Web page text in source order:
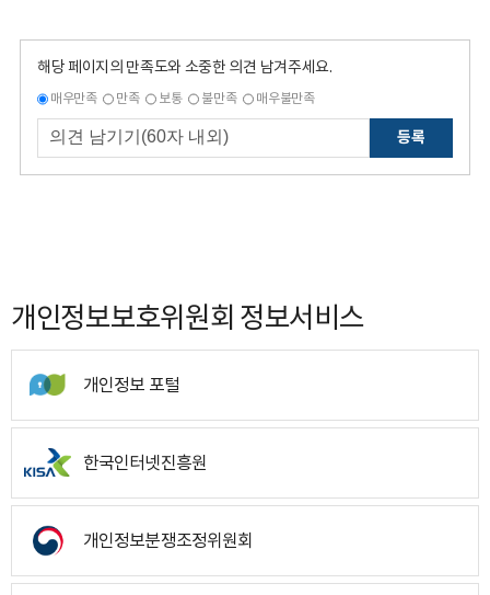
해당 페이지의 만족도와 소중한 의견 남겨주세요.
매우만족 만족 보통 불만족 매우불만족
등록
개인정보보호위원회 정보서비스
개인정보 포털
한국인터넷진흥원
개인정보분쟁조정위원회